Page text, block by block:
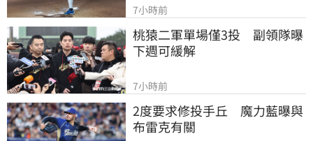
7小時前
桃猿二軍單場僅3投　副領隊曝
下週可緩解
7小時前
2度要求修投手丘　魔力藍曝與
布雷克有關